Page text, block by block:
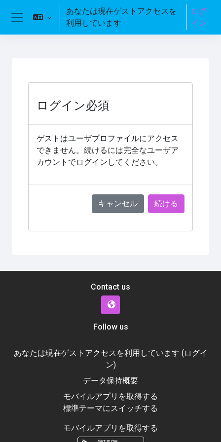
メインコンテンツへスキップする
サイドパネル
あなたは現在ゲストアクセスを
利用しています
ログ
イン
ログイン必須
ゲストはユーザプロファイルにアクセス
できません。続けるには完全なユーザア
カウントでログインしてください。
キャンセル 続ける
Contact us
Follow us
あなたは現在ゲストアクセスを利用しています (ログイ
ン)
データ保持概要
モバイルアプリを取得する
標準テーマにスイッチする
モバイルアプリを取得する